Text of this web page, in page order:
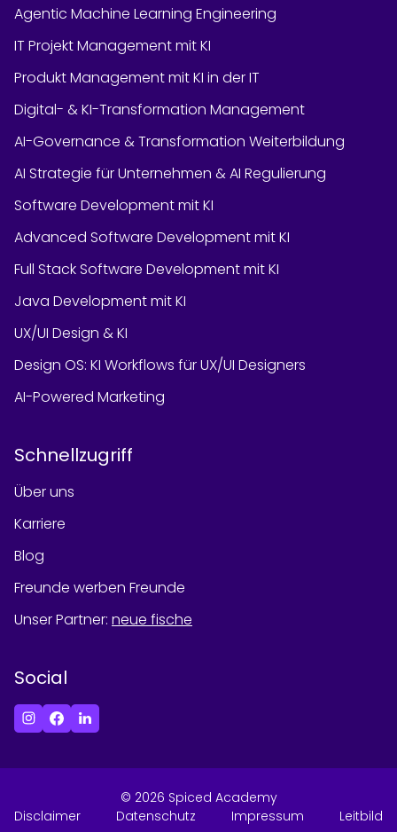
Agentic Machine Learning Engineering
IT Projekt Management mit KI
Produkt Management mit KI in der IT
Digital- & KI-Transformation Management
AI-Governance & Transformation Weiterbildung
AI Strategie für Unternehmen & AI Regulierung
Software Development mit KI
Advanced Software Development mit KI
Full Stack Software Development mit KI
Java Development mit KI
UX/UI Design & KI
Design OS: KI Workflows für UX/UI Designers
AI-Powered Marketing
Schnellzugriff
Über uns
Karriere
Blog
Freunde werben Freunde
Unser Partner: neue fische
Social
© 2026 Spiced Academy
Disclaimer
Datenschutz Impressum Leitbild